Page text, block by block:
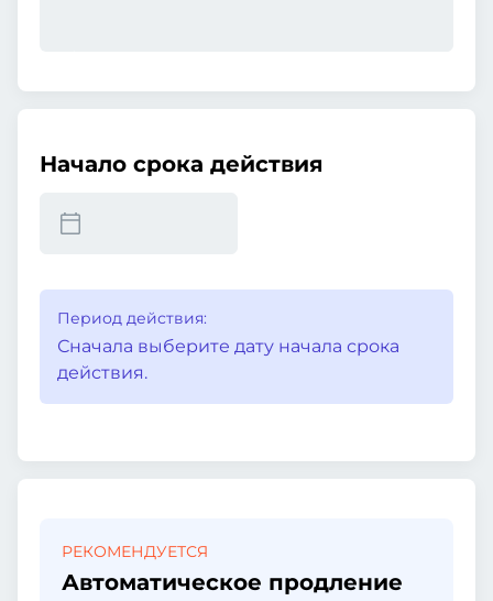
Начало срока действия
Период действия:
Сначала выберите дату начала срока
действия.
РЕКОМЕНДУЕТСЯ
Автоматическое продление